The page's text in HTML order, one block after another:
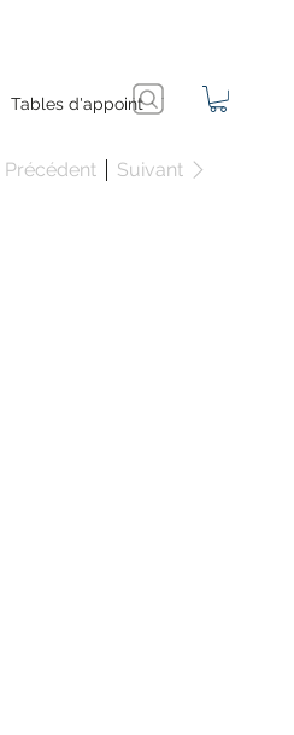
Tables d'appoint
Précédent Suivant